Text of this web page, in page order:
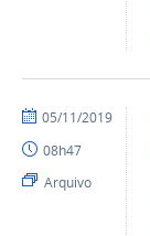
por
publicado
05/11/2019
08h47
Arquivo